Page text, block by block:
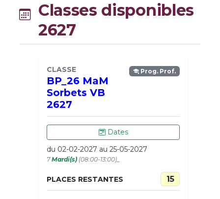
Classes disponibles
2627
CLASSE
BP_26 MaM
Sorbets VB
2627
Prog. Prof.
Dates
du 02-02-2027 au 25-05-2027
7Mardi(s) (08:00-13:00)_
PLACES RESTANTES 15